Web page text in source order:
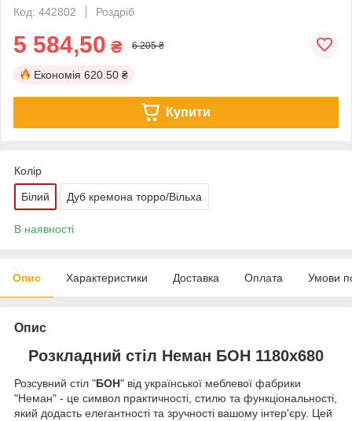
Код: 442802
Роздріб
5 584,50 ₴ 6 205 ₴
Економія 620.50 ₴
Купити
Колір
Білий Дуб кремона торро/Вільха
В наявності
Опис Характеристики Доставка Оплата Умови
Опис
Розкладний стіл Неман БОН 1180х680
Розсувний стіл "БОН" від української меблевої фабрики
"Неман" - це символ практичності, стилю та функціональності,
який додасть елегантності та зручності вашому інтер'єру. Цей